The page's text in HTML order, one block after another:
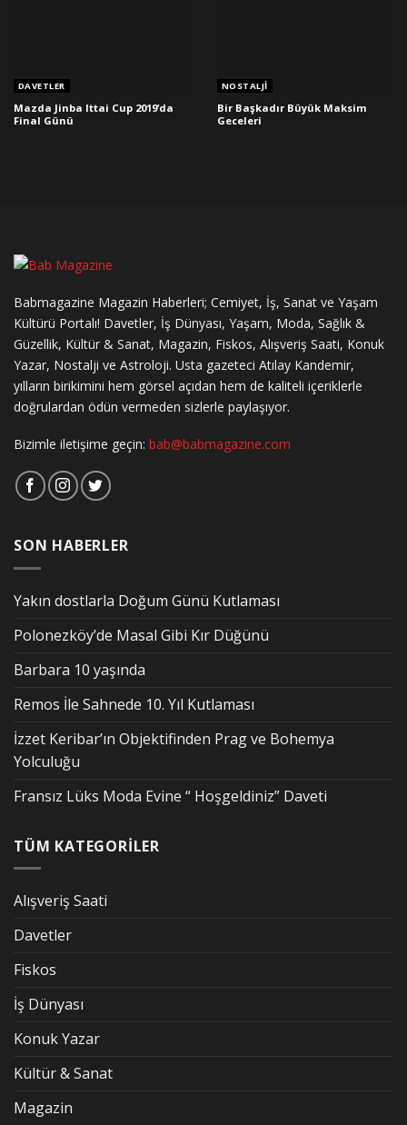
DAVETLER
Mazda Jinba Ittai Cup 2019’da
Final Günü
NOSTALJI
Bir Başkadır Büyük Maksim
Geceleri
Babmagazine Magazin Haberleri; Cemiyet, İş, Sanat ve Yaşam
Kültürü Portalı! Davetler, İş Dünyası, Yaşam, Moda, Sağlık &
Güzellik, Kültür & Sanat, Magazin, Fiskos, Alışveriş Saati, Konuk
Yazar, Nostalji ve Astroloji. Usta gazeteci Atılay Kandemir,
yılların birikimini hem görsel açıdan hem de kaliteli içeriklerle
doğrulardan ödün vermeden sizlerle paylaşıyor.
Bizimle iletişime geçin: bab@babmagazine.com
SON HABERLER
Yakın dostlarla Doğum Günü Kutlaması
Polonezköy’de Masal Gibi Kır Düğünü
Barbara 10 yaşında
Remos İle Sahnede 10. Yıl Kutlaması
İzzet Keribar’ın Objektifinden Prag ve Bohemya
Yolculuğu
Fransız Lüks Moda Evine “ Hoşgeldiniz” Daveti
TÜM KATEGORİLER
Alışveriş Saati
Davetler
Fiskos
İş Dünyası
Konuk Yazar
Kültür & Sanat
Magazin